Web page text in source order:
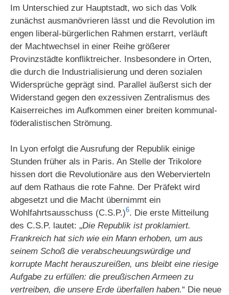
Im Unterschied zur Hauptstadt, wo sich das Volk
zunächst ausmanövrieren lässt und die Revolution im
engen liberal-bürgerlichen Rahmen erstarrt, verläuft
der Machtwechsel in einer Reihe größerer
Provinzstädte konfliktreicher. Insbesondere in Orten,
die durch die Industrialisierung und deren sozialen
Widersprüche geprägt sind. Parallel äußerst sich der
Widerstand gegen den exzessiven Zentralismus des
Kaiserreiches im Aufkommen einer breiten kommunal-
föderalistischen Strömung.
In Lyon erfolgt die Ausrufung der Republik einige
Stunden früher als in Paris. An Stelle der Trikolore
hissen dort die Revolutionäre aus den Webervierteln
auf dem Rathaus die rote Fahne. Der Präfekt wird
abgesetzt und die Macht übernimmt ein
Wohlfahrtsausschuss (C.S.P.)6. Die erste Mitteilung
des C.S.P. lautet: „Die Republik ist proklamiert.
Frankreich hat sich wie ein Mann erhoben, um aus
seinem Schoß die verabscheuungswürdige und
korrupte Macht herauszureißen, uns bleibt eine riesige
Aufgabe zu erfüllen: die preußischen Armeen zu
vertreiben, die unsere Erde überfallen haben.“ Die neue